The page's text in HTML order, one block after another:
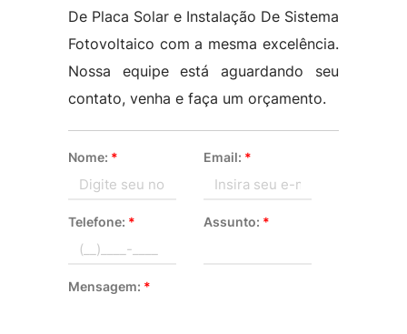
De Placa Solar e Instalação De Sistema
Fotovoltaico com a mesma excelência.
Nossa equipe está aguardando seu
contato, venha e faça um orçamento.
Nome: * Email: *
Telefone: * Assunto: *
Mensagem: *